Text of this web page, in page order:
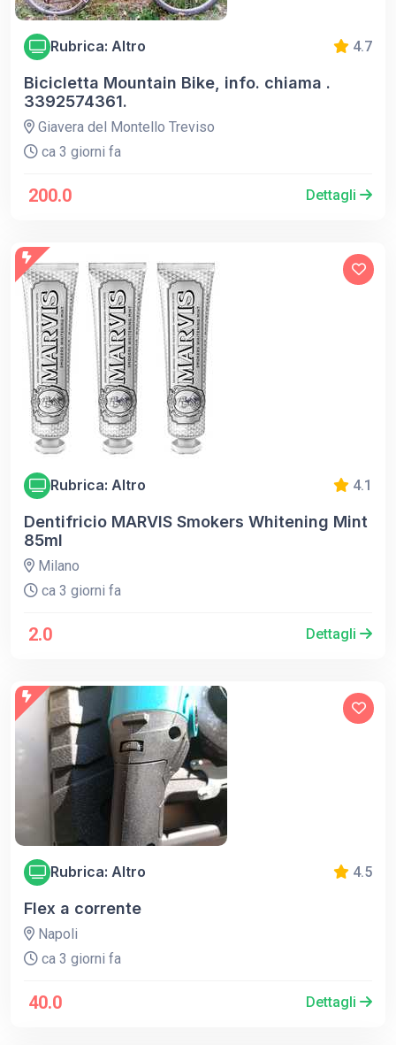
Rubrica: Altro 4.7
Bicicletta Mountain Bike, info. chiama .
3392574361.
Giavera del Montello Treviso
ca 3 giorni fa
200.0 Dettagli
Rubrica: Altro 4.1
Dentifricio MARVIS Smokers Whitening Mint
85ml
Milano
ca 3 giorni fa
2.0 Dettagli
Rubrica: Altro 4.5
Flex a corrente
Napoli
ca 3 giorni fa
40.0 Dettagli